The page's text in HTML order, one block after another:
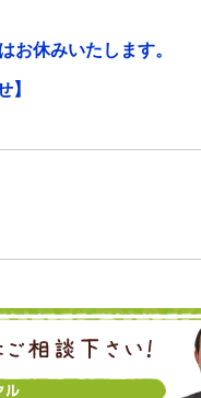
お休みいたします。
】